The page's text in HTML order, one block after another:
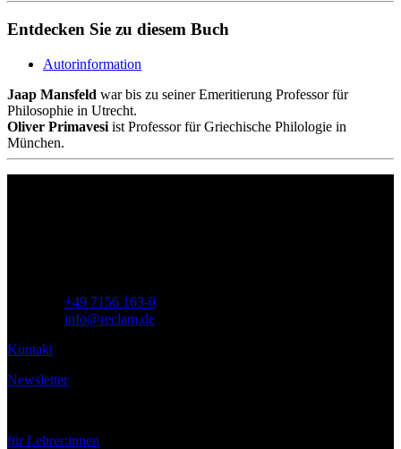
Entdecken Sie zu diesem Buch
Autorinformation
Jaap Mansfeld war bis zu seiner Emeritierung Professor für
Philosophie in Utrecht.
Oliver Primavesi ist Professor für Griechische Philologie in
München.
+49 7156 163-0
info@reclam.de
Kontakt
Newsletter
für Lehrer:innen